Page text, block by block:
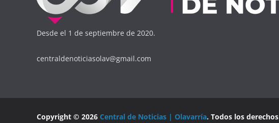
Desde el 1 de septiembre de 2020.
centraldenoticiasolav@gmail.com
Copyright © 2026 Central de Noticias | Olavarría. Todos los